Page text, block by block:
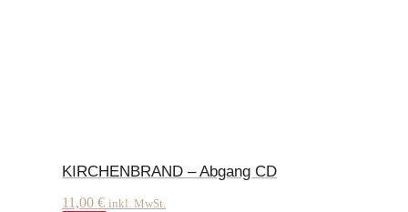
KIRCHENBRAND – Abgang CD
11,00 € inkl. MwSt.